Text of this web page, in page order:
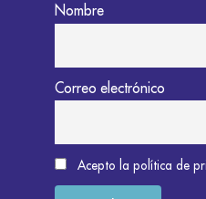
Nombre
Correo electrónico
Acepto la política de